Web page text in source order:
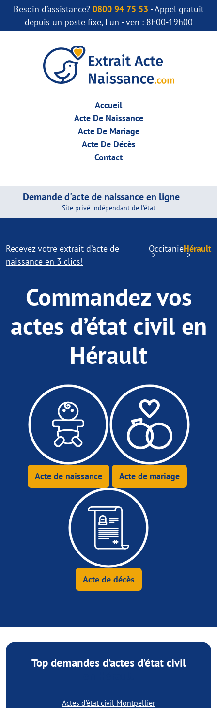
Besoin d’assistance? 0800 94 75 53 - Appel gratuit
depuis un poste fixe, Lun - ven : 8h00-19h00
Accueil
Acte De Naissance
Acte De Mariage
Acte De Décès
Contact
Demande d'acte de naissance en ligne
Site privé indépendant de l'état
Recevez votre extrait d’acte de
naissance en 3 clics!
OccitanieHérault
Commandez vos
actes d’état civil en
Hérault
Acte de naissance Acte de mariage
Acte de décès
Top demandes d’actes d’état civil
Actes d’état civil Montpellier